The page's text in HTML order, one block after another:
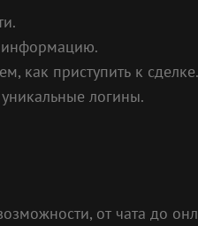
информацию.
как приступить к сделке.
логины.
от чата до